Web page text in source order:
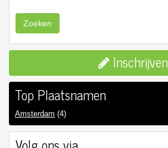
Zoeken
Inschrijven
Top Plaatsnamen
Amsterdam (4)